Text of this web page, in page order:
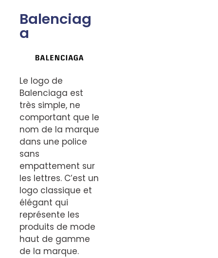
Balenciag
a
Le logo de
Balenciaga est
très simple, ne
comportant que le
nom de la marque
dans une police
sans
empattement sur
les lettres. C’est un
logo classique et
élégant qui
représente les
produits de mode
haut de gamme
de la marque.